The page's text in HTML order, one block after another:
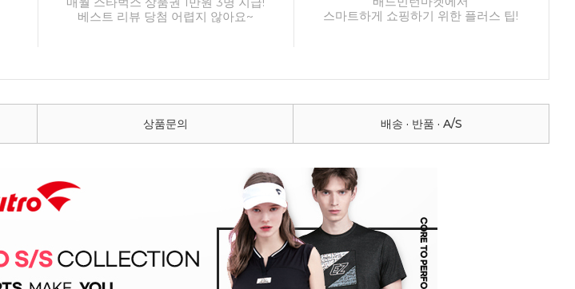
베스트 리뷰 당첨 어렵지 않아요~
스마트하게 쇼핑하기 위한 플러스 팁!
상품문의 배송 · 반품 · A/S